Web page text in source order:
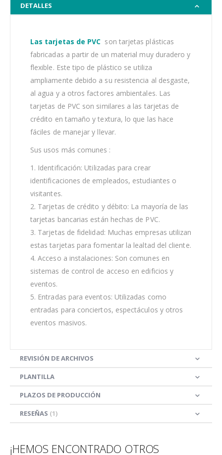
DETALLES
Las tarjetas de PVC son tarjetas plásticas
fabricadas a partir de un material muy duradero y
flexible. Este tipo de plástico se utiliza
ampliamente debido a su resistencia al desgaste,
al agua y a otros factores ambientales. Las
tarjetas de PVC son similares a las tarjetas de
crédito en tamaño y textura, lo que las hace
fáciles de manejar y llevar.
Sus usos más comunes :
1. Identificación: Utilizadas para crear
identificaciones de empleados, estudiantes o
visitantes.
2. Tarjetas de crédito y débito: La mayoría de las
tarjetas bancarias están hechas de PVC.
3. Tarjetas de fidelidad: Muchas empresas utilizan
estas tarjetas para fomentar la lealtad del cliente.
4. Acceso a instalaciones: Son comunes en
sistemas de control de acceso en edificios y
eventos.
5. Entradas para eventos: Utilizadas como
entradas para conciertos, espectáculos y otros
eventos masivos.
REVISIÓN DE ARCHIVOS
PLANTILLA
PLAZOS DE PRODUCCIÓN
RESEÑAS 1
¡HEMOS ENCONTRADO OTROS